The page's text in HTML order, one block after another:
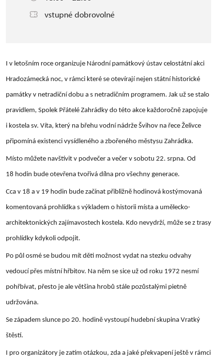
vstupné dobrovolné
I v letošním roce organizuje Národní památkový ústav celostátní akci
Hradozámecká noc, v rámci které se otevírají nejen státní historické
památky v netradiční dobu a s netradičním programem. Jak už se stalo
pravidlem, Spolek Přátelé Zahrádky do této akce každoročně zapojuje
i kostela sv. Víta, který na břehu vodní nádrže Švihov na řece Želivce
připomíná existenci vysídleného a zbořeného městysu Zahrádka.
Místo můžete navštívit v podvečer a večer v sobotu 22. srpna. Od
18 hodin bude otevřena tvořivá dílna pro všechny generace.
Cca v 18 a v 19 hodin bude začínat přibližně hodinová kostýmovaná
komentovaná prohlídka s výkladem o historii místa a umělecko-
architektonických zajímavostech kostela. Kdo nevydrží, může se z trasy
prohlídky kdykoli odpojit.
Po půl osmé se budou mít děti možnost vydat na stezku odvahy
vedoucí přes místní hřbitov. Na něm se sice už od roku 1972 nesmí
pohřbívat, přesto je ale většina hrobů stále pozůstalými pietně
udržována.
Se západem slunce po 20. hodině vystoupí hudební skupina Vratký
štěstí.
I pro organizátory je zatím otázkou, zda a jaké překvapení ještě v rámci